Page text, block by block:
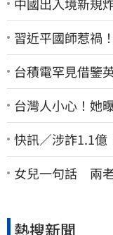
習近平國師惹禍
台積電罕見借鑒
台灣人小心！她
快訊／涉詐1.1
媽也離境 桃檢
女兒一句話 兩
熱搜新聞